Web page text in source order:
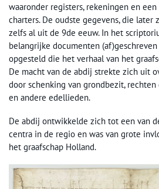
waaronder registers, rekeningen en
charters. De oudste gegevens, die later
zelfs al uit de 9de eeuw. In het
belangrijke documenten
opgesteld die het verhaal van het
De macht van de abdij strekte zich uit
door schenking van grondbezit,
en andere edellieden.
De abdij ontwikkelde zich tot een van
centra in de regio en was van grote
het graafschap Holland.